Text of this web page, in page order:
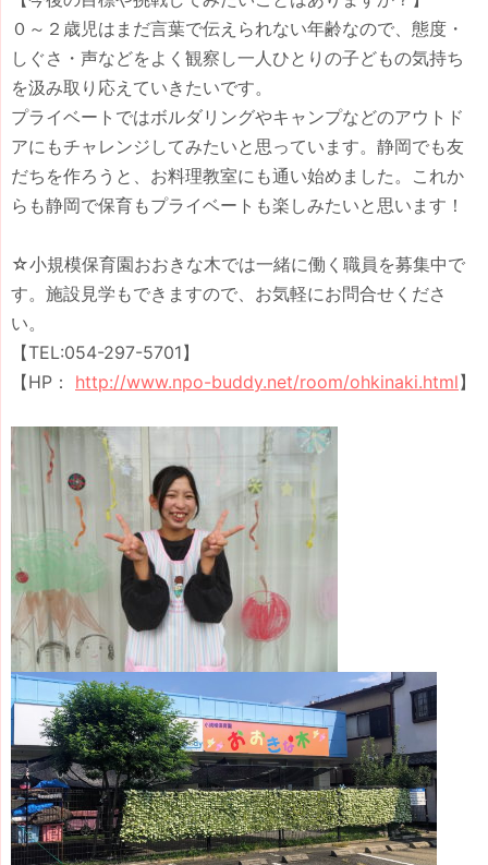
０～２歳児はまだ言葉で伝えられない年齢なので、態度・
しぐさ・声などをよく観察し一人ひとりの子どもの気持ち
を汲み取り応えていきたいです。
プライベートではボルダリングやキャンプなどのアウトド
アにもチャレンジしてみたいと思っています。静岡でも友
だちを作ろうと、お料理教室にも通い始めました。これか
らも静岡で保育もプライベートも楽しみたいと思います！
☆小規模保育園おおきな木では一緒に働く職員を募集中で
す。施設見学もできますので、お気軽にお問合せくださ
い。
【TEL:054-297-5701】
【HP： http://www.npo-buddy.net/room/ohkinaki.html】